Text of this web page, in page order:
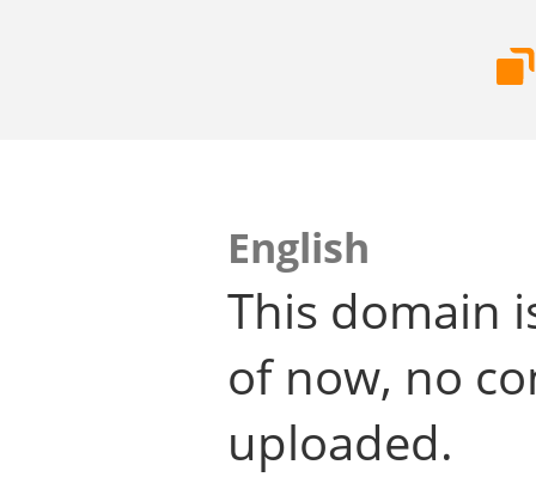
English
This domain
of now, no
uploaded.